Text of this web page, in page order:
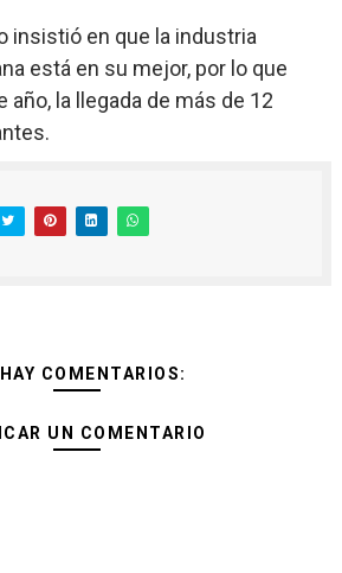
insistió en que la industria
está en su mejor, por lo que
año, la llegada de más de 12
COMENTARIOS:
UN COMENTARIO